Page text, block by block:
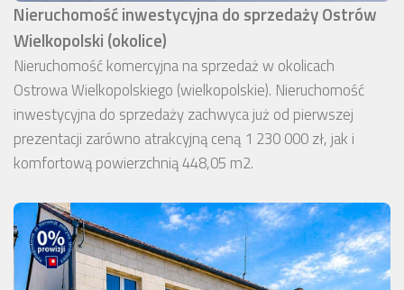
Nieruchomość inwestycyjna do sprzedaży Ostrów
Wielkopolski (okolice)
Nieruchomość komercyjna na sprzedaż w okolicach
Ostrowa Wielkopolskiego (wielkopolskie). Nieruchomość
inwestycyjna do sprzedaży zachwyca już od pierwszej
prezentacji zarówno atrakcyjną ceną 1 230 000 zł, jak i
komfortową powierzchnią 448,05 m2.